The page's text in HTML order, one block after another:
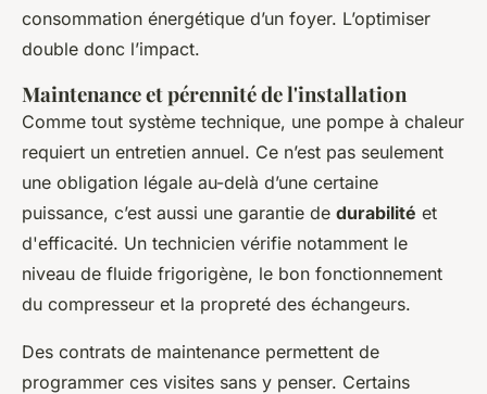
consommation énergétique d’un foyer. L’optimiser
double donc l’impact.
Maintenance et pérennité de l'installation
Comme tout système technique, une pompe à chaleur
requiert un entretien annuel. Ce n’est pas seulement
une obligation légale au-delà d’une certaine
puissance, c’est aussi une garantie de durabilité et
d'efficacité. Un technicien vérifie notamment le
niveau de fluide frigorigène, le bon fonctionnement
du compresseur et la propreté des échangeurs.
Des contrats de maintenance permettent de
programmer ces visites sans y penser. Certains